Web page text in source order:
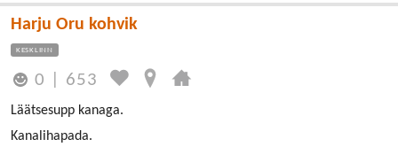
Harju Oru kohvik
KESKLINN
0 653
Läätsesupp kanaga.
Kanalihapada.